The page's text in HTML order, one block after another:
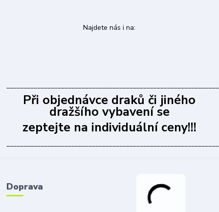
Najdete nás i na:
Při objednávce draků či jiného
dražšího vybavení se
zeptejte na individuální ceny!!!
Doprava